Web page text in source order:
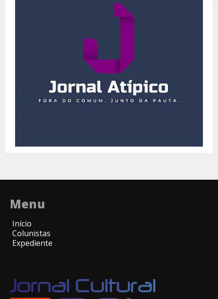
Menu
Início
Colunistas
Expediente